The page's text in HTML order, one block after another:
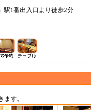
駅1番出入口より徒歩2分
す。